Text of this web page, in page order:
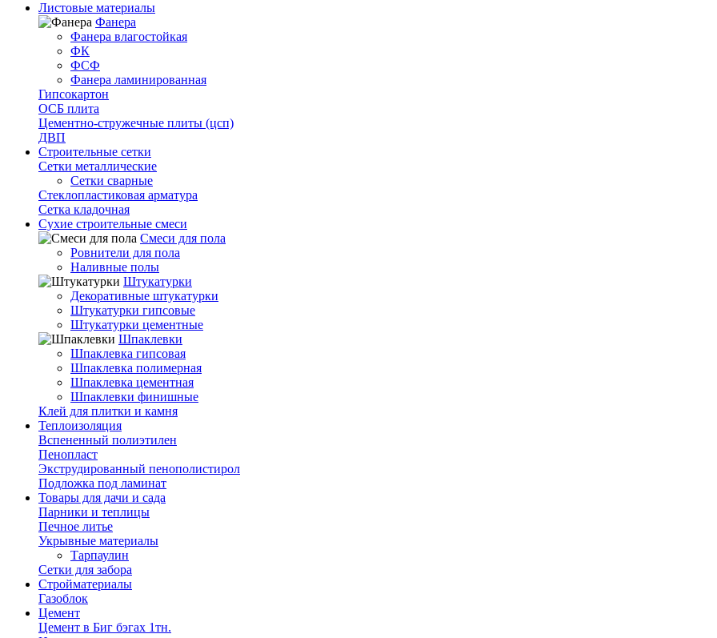
Листовые материалы
Фанера
Фанера влагостойкая
ФК
ФСФ
Фанера ламинированная
Гипсокартон
ОСБ плита
Цементно-стружечные плиты (цсп)
ДВП
Строительные сетки
Сетки металлические
Сетки сварные
Стеклопластиковая арматура
Сетка кладочная
Сухие строительные смеси
Смеси для пола
Ровнители для пола
Наливные полы
Штукатурки
Декоративные штукатурки
Штукатурки гипсовые
Штукатурки цементные
Шпаклевки
Шпаклевка гипсовая
Шпаклевка полимерная
Шпаклевка цементная
Шпаклевки финишные
Клей для плитки и камня
Теплоизоляция
Вспененный полиэтилен
Пенопласт
Экструдированный пенополистирол
Подложка под ламинат
Товары для дачи и сада
Парники и теплицы
Печное литье
Укрывные материалы
Тарпаулин
Сетки для забора
Стройматериалы
Газоблок
Цемент
Цемент в Биг бэгах 1тн.